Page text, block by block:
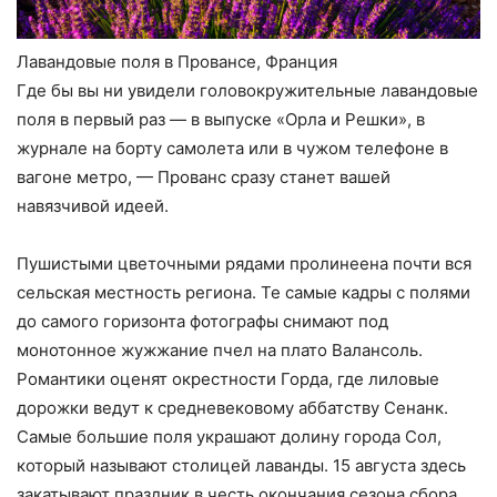
Лавандовые поля в Провансе, Франция
Где бы вы ни увидели головокружительные лавандовые
поля в первый раз — в выпуске «Орла и Решки», в
журнале на борту самолета или в чужом телефоне в
вагоне метро, — Прованс сразу станет вашей
навязчивой идеей.
Пушистыми цветочными рядами пролинеена почти вся
сельская местность региона. Те самые кадры с полями
до самого горизонта фотографы снимают под
монотонное жужжание пчел на плато Валансоль.
Романтики оценят окрестности Горда, где лиловые
дорожки ведут к средневековому аббатству Сенанк.
Самые большие поля украшают долину города Сол,
который называют столицей лаванды. 15 августа здесь